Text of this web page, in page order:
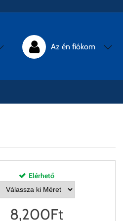
Az én fiókom
Elérhető
8,200Ft